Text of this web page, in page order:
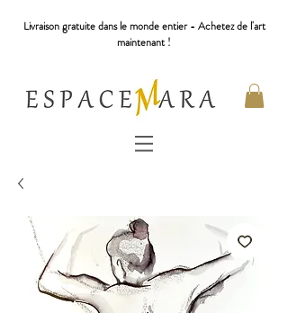
Livraison gratuite dans le monde entier - Achetez de l'art
maintenant !